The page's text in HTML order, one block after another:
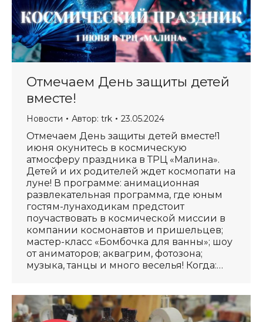
Отмечаем День защиты детей
вместе!
Новости Автор: trk 23.05.2024
Отмечаем День защиты детей вместе!1
июня окунитесь в космическую
атмосферу праздника в ТРЦ «Малина».
Детей и их родителей ждет космопати на
луне! В программе: анимационная
развлекательная программа, где юным
гостям-лунаходикам предстоит
поучаствовать в космической миссии в
компании космонавтов и пришельцев;
мастер-класс «Бомбочка для ванны»; шоу
от аниматоров; аквагрим, фотозона;
музыка, танцы и много веселья! Когда:…